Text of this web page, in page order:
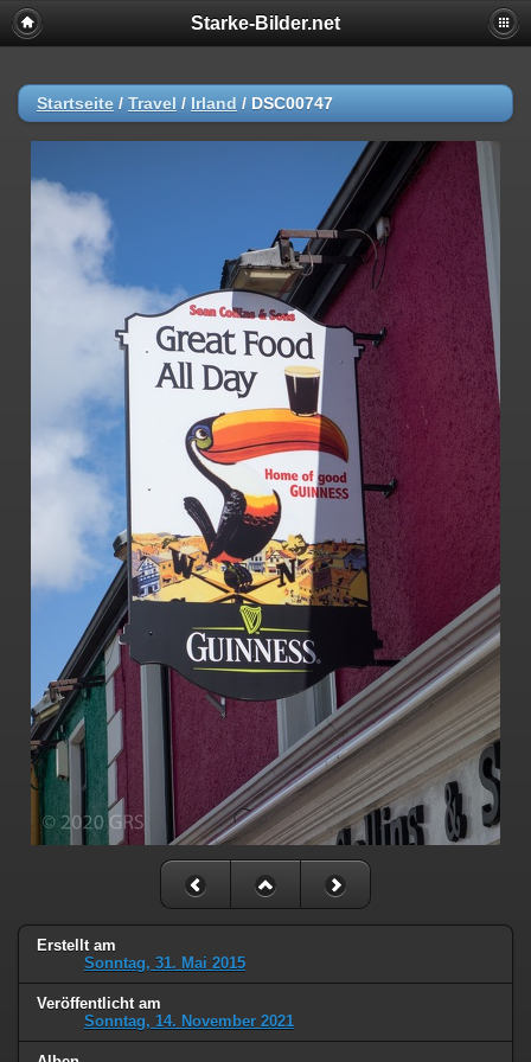
Starke-Bilder.net
Startseite / Travel / Irland / DSC00747
Erstellt am
Sonntag, 31. Mai 2015
Veröffentlicht am
Sonntag, 14. November 2021